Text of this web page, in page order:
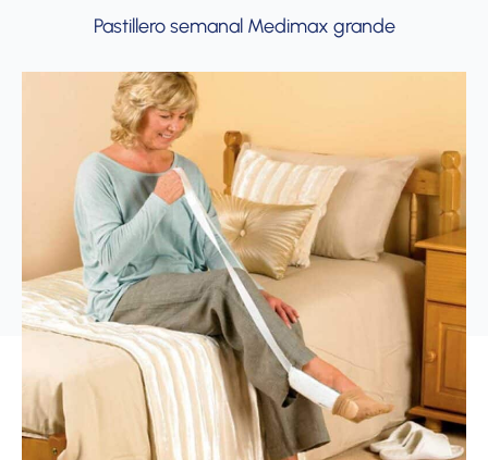
Pastillero semanal Medimax grande